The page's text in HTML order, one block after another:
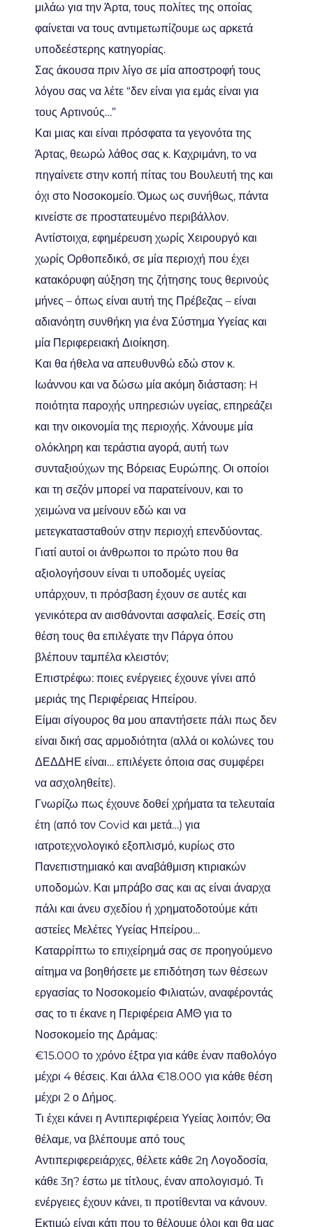
μιλάω για την Άρτα, τους πολίτες της οποίας
φαίνεται να τους αντιμετωπίζουμε ως αρκετά
υποδεέστερης κατηγορίας.
Σας άκουσα πριν λίγο σε μία αποστροφή τους
λόγου σας να λέτε “δεν είναι για εμάς είναι για
τους Αρτινούς…”
Και μιας και είναι πρόσφατα τα γεγονότα της
Άρτας, θεωρώ λάθος σας κ. Καχριμάνη, το να
πηγαίνετε στην κοπή πίτας του Βουλευτή της και
όχι στο Νοσοκομείο. Όμως ως συνήθως, πάντα
κινείστε σε προστατευμένο περιβάλλον.
Αντίστοιχα, εφημέρευση χωρίς Χειρουργό και
χωρίς Ορθοπεδικό, σε μία περιοχή που έχει
κατακόρυφη αύξηση της ζήτησης τους θερινούς
μήνες – όπως είναι αυτή της Πρέβεζας – είναι
αδιανόητη συνθήκη για ένα Σύστημα Υγείας και
μία Περιφερειακή Διοίκηση.
Και θα ήθελα να απευθυνθώ εδώ στον κ.
Ιωάννου και να δώσω μία ακόμη διάσταση: H
ποιότητα παροχής υπηρεσιών υγείας, επηρεάζει
και την οικονομία της περιοχής. Χάνουμε μία
ολόκληρη και τεράστια αγορά, αυτή των
συνταξιούχων της Βόρειας Ευρώπης. Οι οποίοι
και τη σεζόν μπορεί να παρατείνουν, και το
χειμώνα να μείνουν εδώ και να
μετεγκατασταθούν στην περιοχή επενδύοντας.
Γιατί αυτοί οι άνθρωποι το πρώτο που θα
αξιολογήσουν είναι τι υποδομές υγείας
υπάρχουν, τι πρόσβαση έχουν σε αυτές και
γενικότερα αν αισθάνονται ασφαλείς. Εσείς στη
θέση τους θα επιλέγατε την Πάργα όπου
βλέπουν ταμπέλα κλειστόν;
Επιστρέφω: ποιες ενέργειες έχουνε γίνει από
μεριάς της Περιφέρειας Ηπείρου.
Είμαι σίγουρος θα μου απαντήσετε πάλι πως δεν
είναι δική σας αρμοδιότητα (αλλά οι κολώνες του
ΔΕΔΔΗΕ είναι… επιλέγετε όποια σας συμφέρει
να ασχοληθείτε).
Γνωρίζω πως έχουνε δοθεί χρήματα τα τελευταία
έτη (από τον Covid και μετά…) για
ιατροτεχνολογικό εξοπλισμό, κυρίως στο
Πανεπιστημιακό και αναβάθμιση κτιριακών
υποδομών. Και μπράβο σας και ας είναι άναρχα
πάλι και άνευ σχεδίου ή χρηματοδοτούμε κάτι
αστείες Μελέτες Υγείας Ηπείρου…
Καταρρίπτω το επιχείρημά σας σε προηγούμενο
αίτημα να βοηθήσετε με επιδότηση των θέσεων
εργασίας το Νοσοκομείο Φιλιατών, αναφέροντάς
σας το τι έκανε η Περιφέρεια ΑΜΘ για το
Νοσοκομείο της Δράμας:
€15.000 το χρόνο έξτρα για κάθε έναν παθολόγο
μέχρι 4 θέσεις. Και άλλα €18.000 για κάθε θέση
μέχρι 2 ο Δήμος.
Τι έχει κάνει η Αντιπεριφέρεια Υγείας λοιπόν; Θα
θέλαμε, να βλέπουμε από τους
Αντιπεριφερειάρχες, θέλετε κάθε 2η Λογοδοσία,
κάθε 3η? έστω με τίτλους, έναν απολογισμό. Τι
ενέργειες έχουν κάνει, τι προτίθενται να κάνουν.
Εκτιμώ είναι κάτι που το θέλουμε όλοι και θα μας